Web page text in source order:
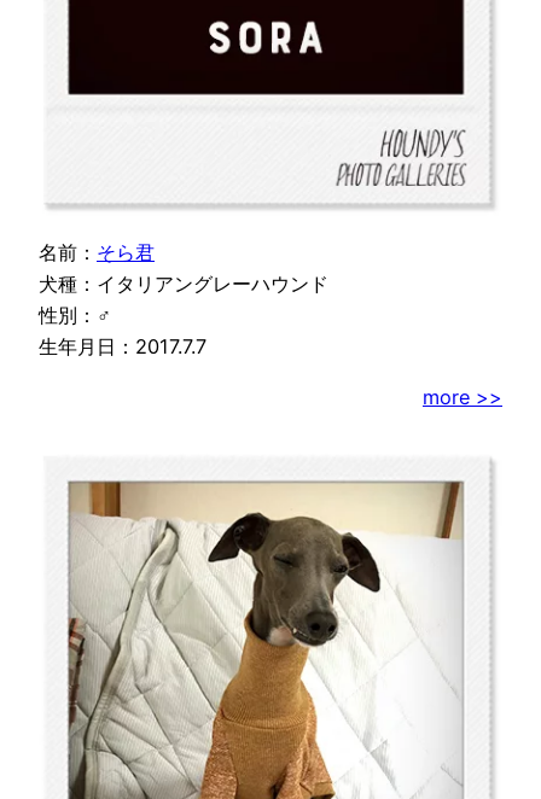
名前： そら君
犬種：イタリアングレーハウンド
性別：♂
生年月日：2017.7.7
more >>